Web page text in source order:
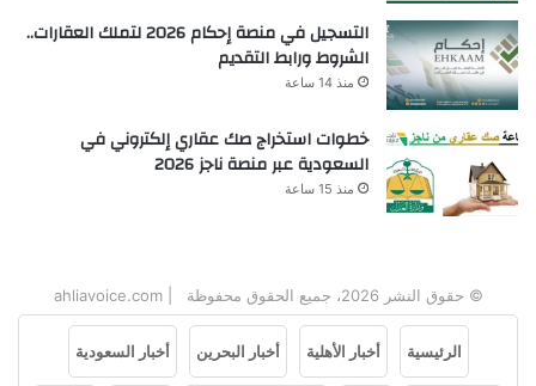
التسجيل في منصة إحكام 2026 لتملك العقارات..
الشروط ورابط التقديم
منذ 14 ساعة
خطوات استخراج صك عقاري إلكتروني في
السعودية عبر منصة ناجز 2026
منذ 15 ساعة
© حقوق النشر 2026، جميع الحقوق محفوظة | ahliavoice.com
الرئيسية أخبار الأهلية أخبار البحرين أخبار السعودية